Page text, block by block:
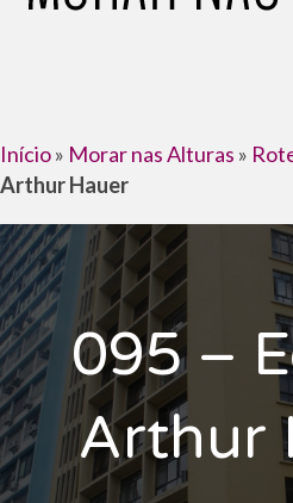
Início» Morar nas Alturas »
Arthur Hauer
095 –
Arthur